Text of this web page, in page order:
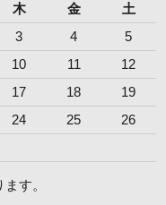
木 金
土
3 4
5
10 11
12
17 18
19
24 25
26
す。